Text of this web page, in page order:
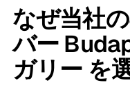
なぜ当社
バー
ガリー を